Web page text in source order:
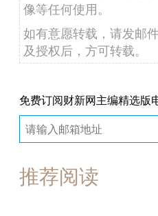
像等任何使用。
如有意愿转载，请发邮
及授权后，方可转载。
免费订阅财新网主编精选版
推荐阅读